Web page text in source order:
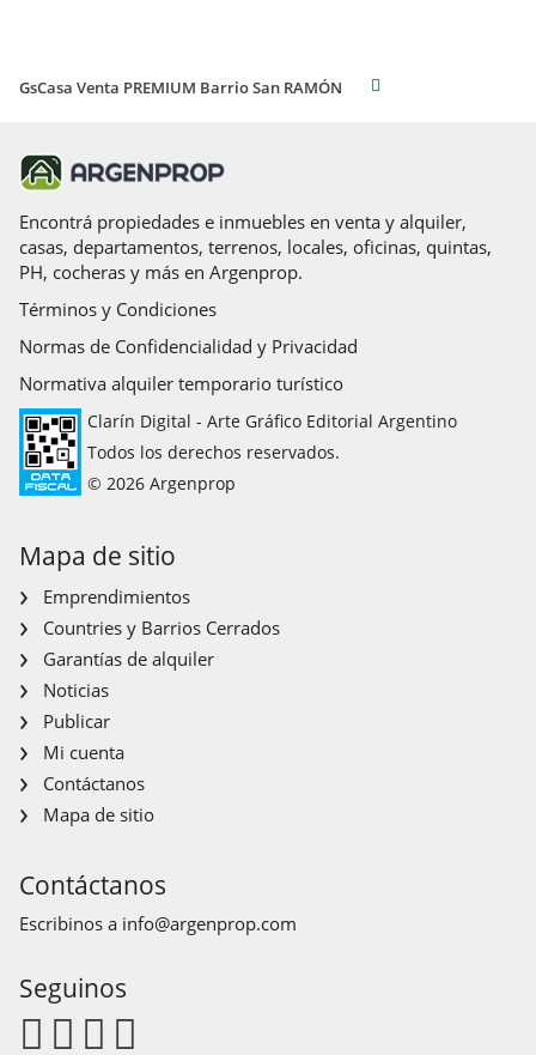
GsCasa Venta PREMIUM Barrio San RAMÓN
Encontrá propiedades e inmuebles en venta y alquiler,
casas, departamentos, terrenos, locales, oficinas, quintas,
PH, cocheras y más en Argenprop.
Términos y Condiciones
Normas de Confidencialidad y Privacidad
Normativa alquiler temporario turístico
Clarín Digital - Arte Gráfico Editorial Argentino
Todos los derechos reservados.
© 2026 Argenprop
Mapa de sitio
Emprendimientos
Countries y Barrios Cerrados
Garantías de alquiler
Noticias
Publicar
Mi cuenta
Contáctanos
Mapa de sitio
Contáctanos
Escribinos a info@argenprop.com
Seguinos